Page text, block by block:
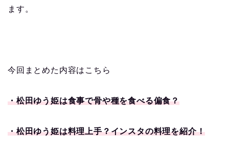
ます。
今回まとめた内容はこちら
・松田ゆう姫は食事で骨や種を食べる偏食？
・松田ゆう姫は料理上手？インスタの料理を紹介！